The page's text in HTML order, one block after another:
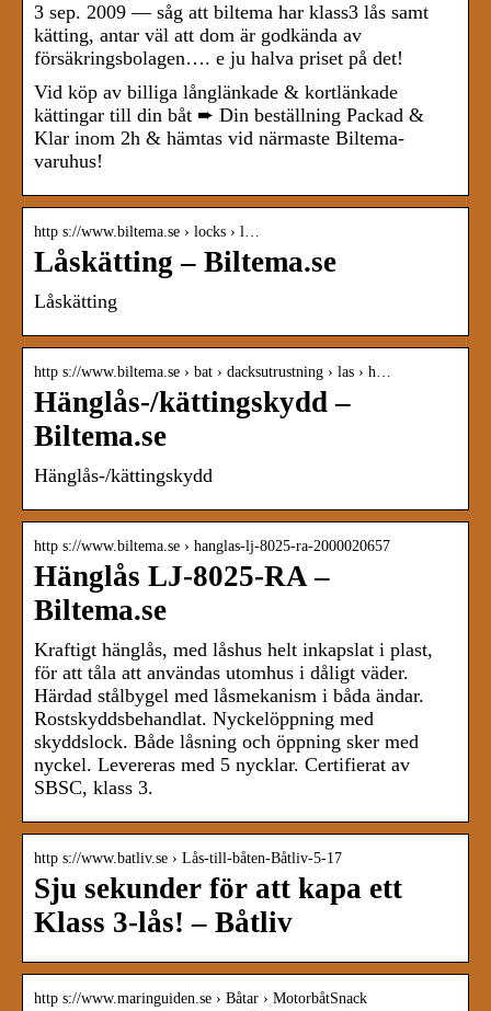
3 sep. 2009 — såg att biltema har klass3 lås samt
kätting, antar väl att dom är godkända av
försäkringsbolagen…. e ju halva priset på det!
Vid köp av billiga långlänkade & kortlänkade
kättingar till din båt ➨ Din beställning Packad &
Klar inom 2h & hämtas vid närmaste Biltema-
varuhus!
http s://www.biltema.se › locks › l…
Låskätting – Biltema.se
Låskätting
http s://www.biltema.se › bat › dacksutrustning › las › h…
Hänglås-/kättingskydd –
Biltema.se
Hänglås-/kättingskydd
http s://www.biltema.se › hanglas-lj-8025-ra-2000020657
Hänglås LJ-8025-RA –
Biltema.se
Kraftigt hänglås, med låshus helt inkapslat i plast,
för att tåla att användas utomhus i dåligt väder.
Härdad stålbygel med låsmekanism i båda ändar.
Rostskyddsbehandlat. Nyckelöppning med
skyddslock. Både låsning och öppning sker med
nyckel. Levereras med 5 nycklar. Certifierat av
SBSC, klass 3.
http s://www.batliv.se › Lås-till-båten-Båtliv-5-17
Sju sekunder för att kapa ett
Klass 3-lås! – Båtliv
http s://www.maringuiden.se › Båtar › MotorbåtSnack